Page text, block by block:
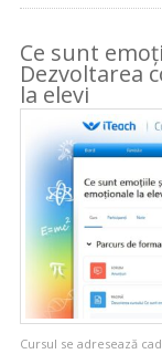
Ce sunt
Dezvoltarea
la elevi
Cursul se adresează